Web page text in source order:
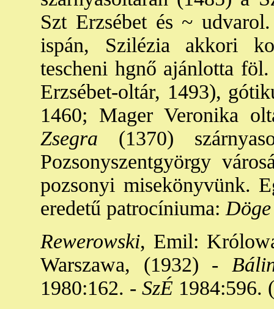
Szt Erzsébet és ~
ispán, Szilézia akkori
tescheni hgnő ajánlotta
Erzsébet-oltár, 1493),
1460; Mager Veronika
Zsegra (1370)
Pozsonyszentgyörgy
pozsonyi misekönyvünk.
eredetű patrocíniuma: Döge
Rewerowski, Emil:
Warszawa, (1932) -
1980:162. - SzÉ 1984:596.